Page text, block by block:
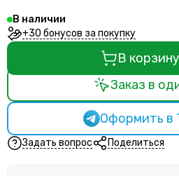
В наличии
+30 бонусов за покупку
В корзину
Заказ в
Оформить в
Задать вопрос Поделиться